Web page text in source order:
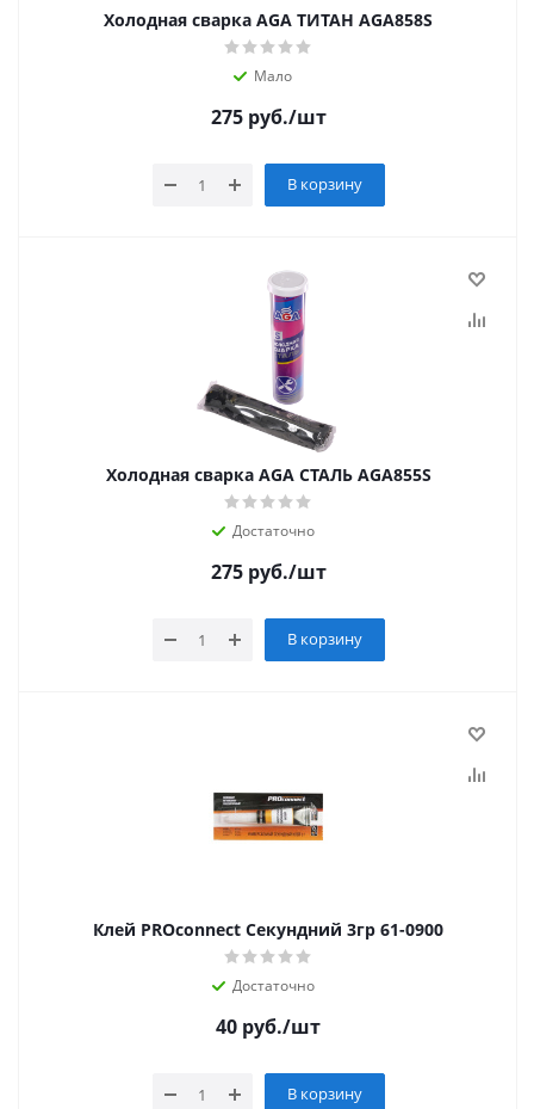
Холодная сварка AGA ТИТАН AGA858S
Мало
275руб./шт
В корзину
Холодная сварка AGA СТАЛЬ AGA855S
Достаточно
275руб./шт
В корзину
Клей PROconnect Секундний 3гр 61-0900
Достаточно
40 руб./шт
В корзину